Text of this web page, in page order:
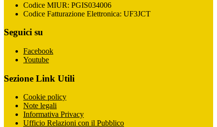
Codice MIUR: PGIS034006
Codice Fatturazione Elettronica: UF3JCT
Seguici su
Facebook
Youtube
Sezione Link Utili
Cookie policy
Note legali
Informativa Privacy
Ufficio Relazioni con il Pubblico